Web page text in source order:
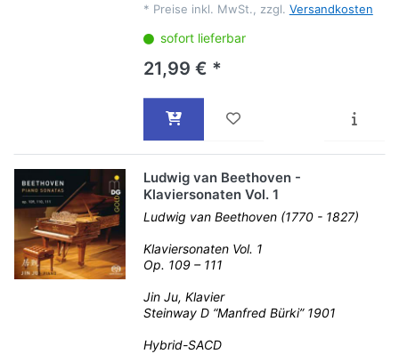
* Preise inkl. MwSt., zzgl. Versandkosten
sofort lieferbar
21,99 € *
Ludwig van Beethoven -
Klaviersonaten Vol. 1
Ludwig van Beethoven (1770 - 1827)
Klaviersonaten Vol. 1
Op. 109 – 111
Jin Ju, Klavier
Steinway D “Manfred Bürki” 1901
Hybrid-SACD